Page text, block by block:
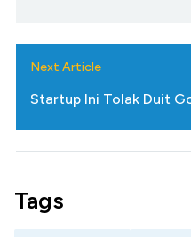
Next Article
Startup Ini Tolak Duit
Tags